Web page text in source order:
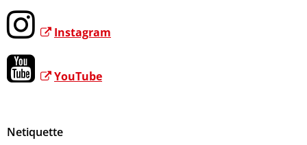
Instagram
YouTube
Netiquette